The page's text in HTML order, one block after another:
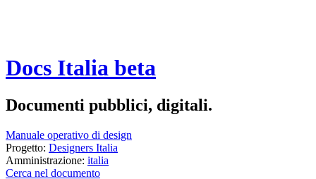
Docs Italia beta
Documenti pubblici, digitali.
Manuale operativo di design
Progetto: Designers Italia
Amministrazione: italia
Cerca nel documento